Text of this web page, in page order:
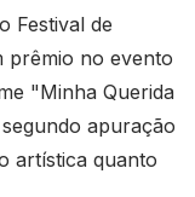
Festival de
prêmio no evento
"Minha Querida
apuração
artística quanto